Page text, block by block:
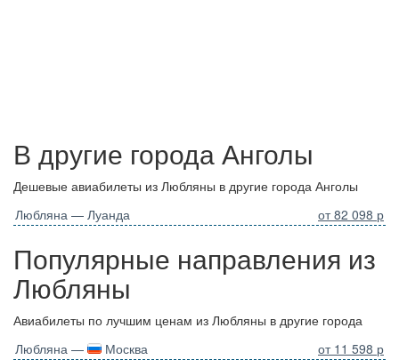
В другие города Анголы
Дешевые авиабилеты из Любляны в другие города Анголы
Любляна — Луанда
от 82 098 р
Популярные направления из
Любляны
Авиабилеты по лучшим ценам из Любляны в другие города
Любляна —
Москва
от 11 598 р